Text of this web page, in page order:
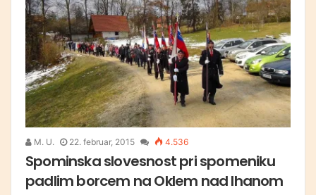
M. U. 22. februar, 2015 4.536
Spominska slovesnost pri spomeniku
padlim borcem na Oklem nad Ihanom